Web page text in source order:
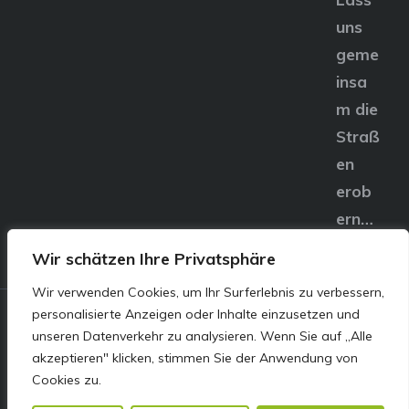
Wir schätzen Ihre Privatsphäre
Wir verwenden Cookies, um Ihr Surferlebnis zu verbessern,
personalisierte Anzeigen oder Inhalte einzusetzen und
unseren Datenverkehr zu analysieren. Wenn Sie auf „Alle
akzeptieren" klicken, stimmen Sie der Anwendung von
Cookies zu.
uns
geme
insa
m die
Straß
en
erob
ern…
© E&S Motors GmbH,
Linzer Straße 83 4240
Freistadt